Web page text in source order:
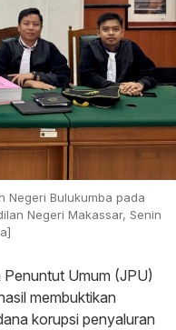
Negeri Bulukumba pada
Negeri Makassar, Senin
Penuntut Umum (JPU)
membuktikan
korupsi penyaluran